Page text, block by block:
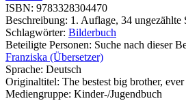
ISBN: 9783328304470
Beschreibung: 1. Auflage, 34 ungezählte
Schlagwörter: Bilderbuch
Beteiligte Personen: Suche nach dieser
Franziska (Übersetzer)
Sprache: Deutsch
Originaltitel: The bestest big brother, ever
Mediengruppe: Kinder-/Jugendbuch